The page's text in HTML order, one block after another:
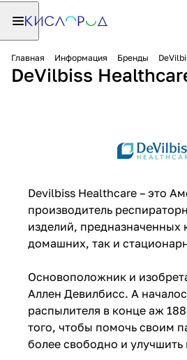
Главная Информация Бренды
DeVilbiss
Devilbiss Healthcare – это
производитель
изделий, предназначенных
домашних, так и
Основоположник и
Аллен Девилбисс. А
распылителя в конце аж
того, чтобы помочь своим
более свободно и улучшить